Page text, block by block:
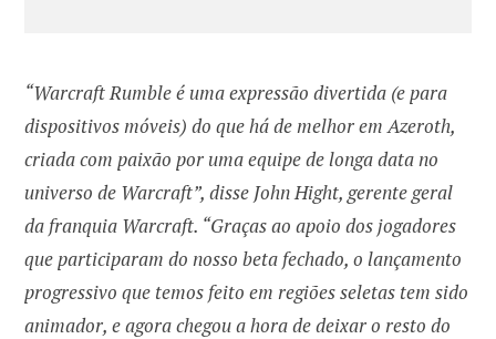
“Warcraft Rumble é uma expressão divertida (e para
dispositivos móveis) do que há de melhor em Azeroth,
criada com paixão por uma equipe de longa data no
universo de Warcraft”, disse John Hight, gerente geral
da franquia Warcraft. “Graças ao apoio dos jogadores
que participaram do nosso beta fechado, o lançamento
progressivo que temos feito em regiões seletas tem sido
animador, e agora chegou a hora de deixar o resto do